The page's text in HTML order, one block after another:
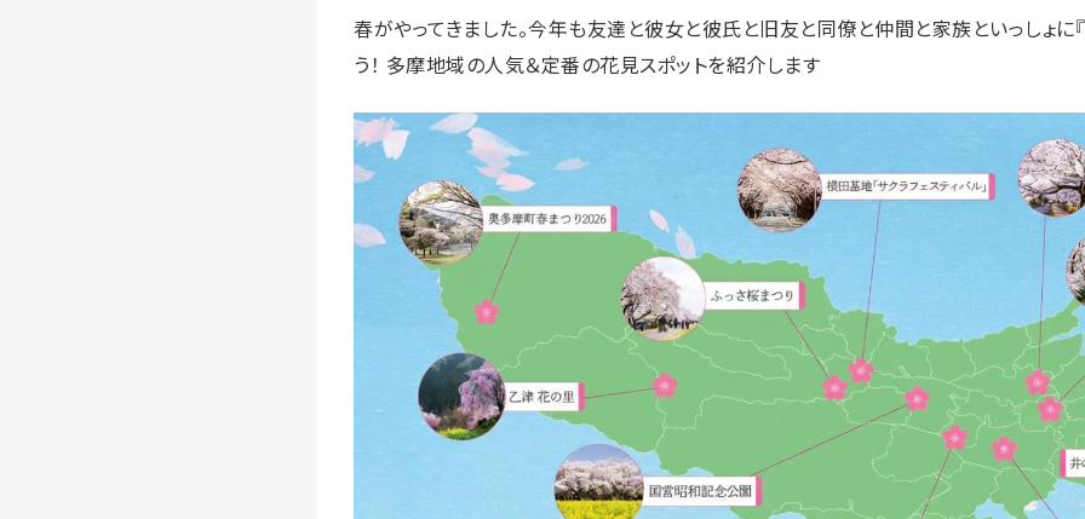
春がやってきました。今年も友達と彼女と彼氏と旧友と同僚と仲間と家族といっしょに
う！ 多摩地域の人気＆定番の花見スポットを紹介します